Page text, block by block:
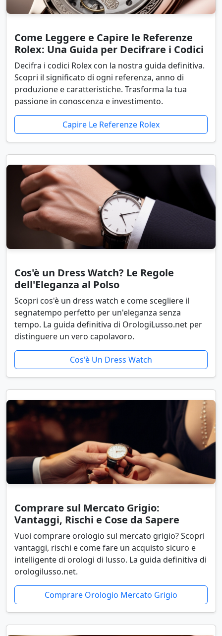
Come Leggere e Capire le Referenze
Rolex: Una Guida per Decifrare i Codici
Decifra i codici Rolex con la nostra guida definitiva.
Scopri il significato di ogni referenza, anno di
produzione e caratteristiche. Trasforma la tua
passione in conoscenza e investimento.
Capire Le Referenze Rolex
Cos'è un Dress Watch? Le Regole
dell'Eleganza al Polso
Scopri cos'è un dress watch e come scegliere il
segnatempo perfetto per un'eleganza senza
tempo. La guida definitiva di OrologiLusso.net per
distinguere un vero capolavoro.
Cos'è Un Dress Watch
Comprare sul Mercato Grigio:
Vantaggi, Rischi e Cose da Sapere
Vuoi comprare orologio sul mercato grigio? Scopri
vantaggi, rischi e come fare un acquisto sicuro e
intelligente di orologi di lusso. La guida definitiva di
orologilusso.net.
Comprare Orologio Mercato Grigio